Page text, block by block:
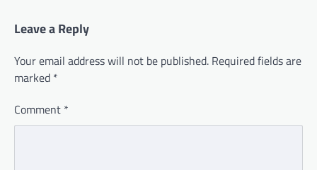
Leave a Reply
Your email address will not be published. Required fields are
marked *
Comment *